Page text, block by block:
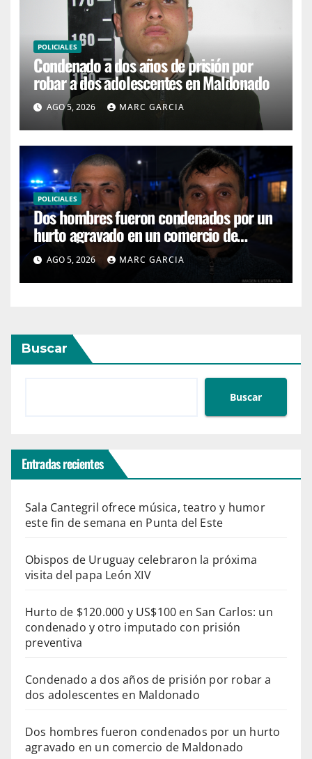
POLICIALES
Condenado a dos años de prisión por
robar a dos adolescentes en Maldonado
AGO 5, 2026 MARC GARCIA
POLICIALES
Dos hombres fueron condenados por un
hurto agravado en un comercio de
Maldonado
AGO 5, 2026 MARC GARCIA
Buscar
Buscar
Entradas recientes
Sala Cantegril ofrece música, teatro y humor
este fin de semana en Punta del Este
Obispos de Uruguay celebraron la próxima
visita del papa León XIV
Hurto de $120.000 y US$100 en San Carlos: un
condenado y otro imputado con prisión
preventiva
Condenado a dos años de prisión por robar a
dos adolescentes en Maldonado
Dos hombres fueron condenados por un hurto
agravado en un comercio de Maldonado